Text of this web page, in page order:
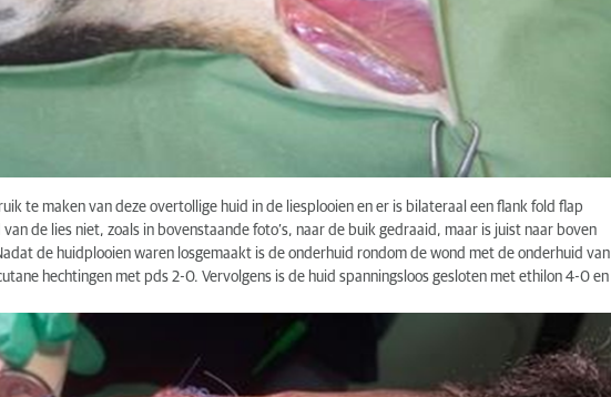
te maken van deze overtollige huid in de liesplooien en er is bilateraal een flank fold flap
de lies niet, zoals in bovenstaande foto’s, naar de buik gedraaid, maar is juist naar boven
de huidplooien waren losgemaakt is de onderhuid rondom de wond met de onderhuid van
hechtingen met pds 2-0. Vervolgens is de huid spanningsloos gesloten met ethilon 4-0 en